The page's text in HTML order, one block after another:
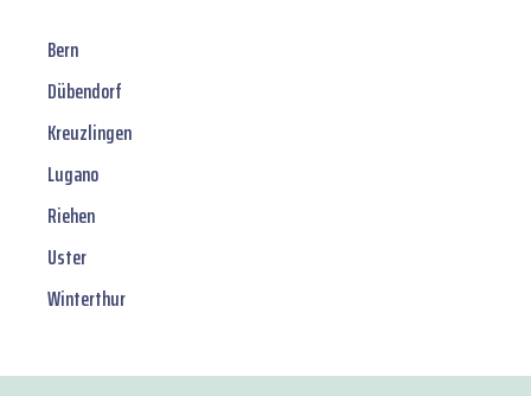
Bern
Dübendorf
Kreuzlingen
Lugano
Riehen
Uster
Winterthur